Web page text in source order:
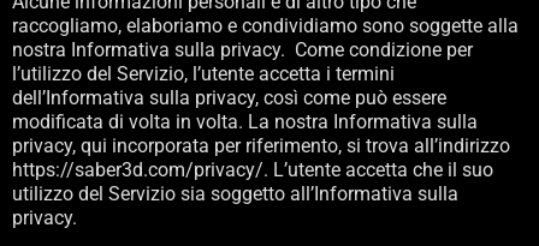
raccogliamo, elaboriamo e condividiamo sono soggette alla
nostra Informativa sulla privacy. Come condizione per
l’utilizzo del Servizio, l’utente accetta i termini
dell’Informativa sulla privacy, così come può essere
modificata di volta in volta. La nostra Informativa sulla
privacy, qui incorporata per riferimento, si trova all’indirizzo
https://saber3d.com/privacy/. L’utente accetta che il suo
utilizzo del Servizio sia soggetto all’Informativa sulla
privacy.